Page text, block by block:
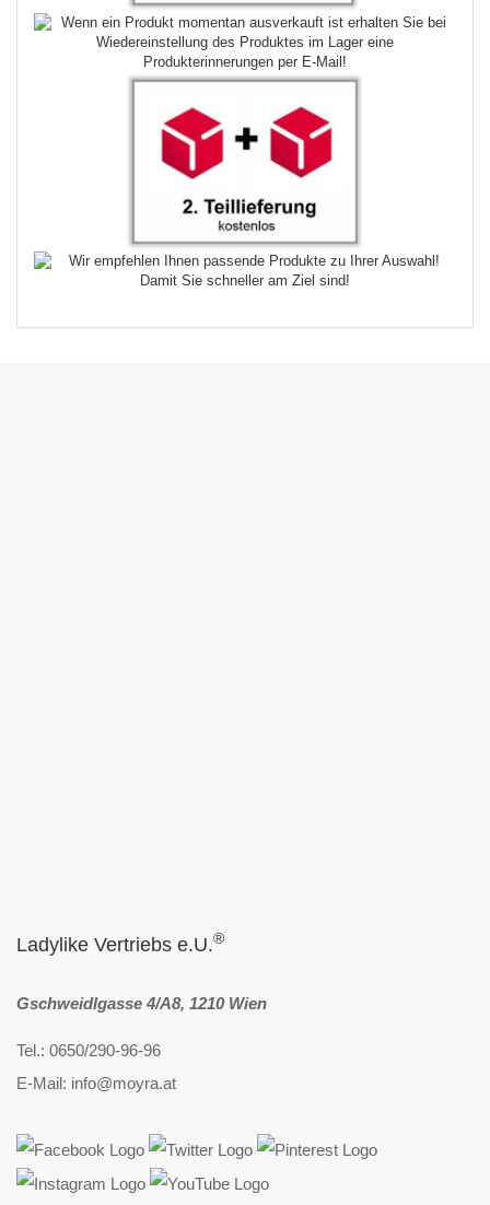
Ladylike Vertriebs e.U.®
Gschweidlgasse 4/A8, 1210 Wien
Tel.: 0650/290-96-96
E-Mail: info@moyra.at